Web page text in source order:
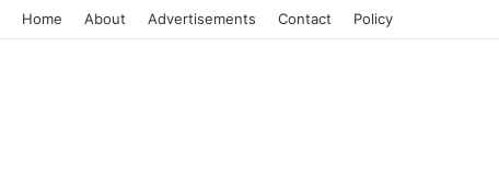
Home About Advertisements Contact Policy